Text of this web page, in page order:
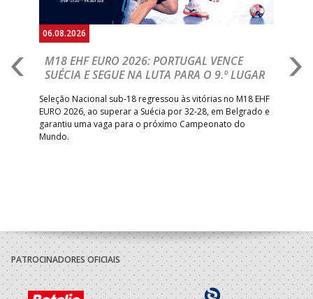
06.08.2026
M18 EHF EURO 2026: PORTUGAL VENCE
SUÉCIA E SEGUE NA LUTA PARA O 9.º LUGAR
Seleção Nacional sub-18 regressou às vitórias no M18 EHF
EURO 2026, ao superar a Suécia por 32-28, em Belgrado e
garantiu uma vaga para o próximo Campeonato do
Mundo.
PATROCINADORES OFICIAIS